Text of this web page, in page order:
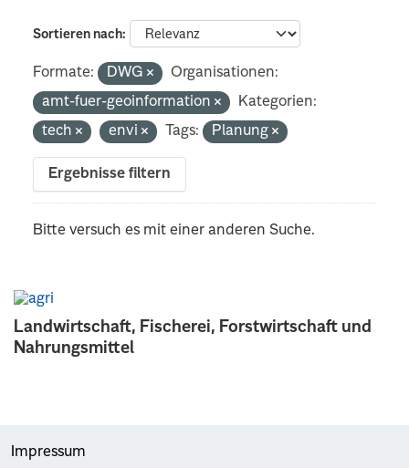
Landwirtschaft, Fischerei, Forstwirtschaft und
Nahrungsmittel
Sortieren nach
Formate: DWG
Organisationen:
amt-fuer-geoinformation
Kategorien:
tech
envi Tags: Planung
Ergebnisse filtern
Bitte versuch es mit einer anderen Suche.
Impressum